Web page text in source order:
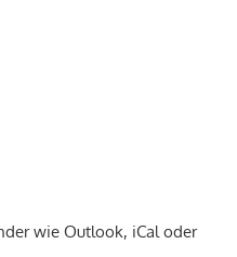
wie Outlook, iCal oder